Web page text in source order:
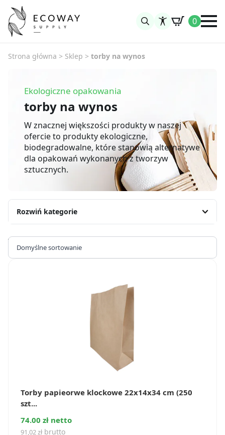
0
Strona główna > Sklep > torby na wynos
Ekologiczne opakowania
torby na wynos
W znacznej większości produkty w naszej
ofercie to produkty ekologiczne,
biodegradowalne, które stanowią alternatywe
dla opakowań wykonanych z tworzyw
sztucznych.
Rozwiń kategorie
Wyświetlanie wszystkich wyników: 5
Torby papieorwe klockowe 22x14x34 cm (250
szt...
74.00 zł netto
91,02zł brutto